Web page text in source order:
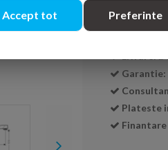
Garantie:
Plateste
Finantare
Accept tot Preferinte